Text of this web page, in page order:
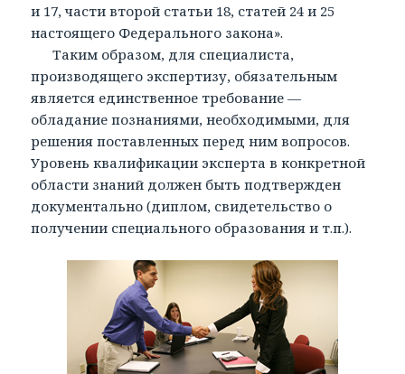
и 17, части второй статьи 18, статей 24 и 25
настоящего Федерального закона».
Таким образом, для специалиста,
производящего экспертизу, обязательным
является единственное требование —
обладание познаниями, необходимыми, для
решения поставленных перед ним вопросов.
Уровень квалификации эксперта в конкретной
области знаний должен быть подтвержден
документально (диплом, свидетельство о
получении специального образования и т.п.).